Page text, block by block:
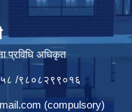
प्रविधि अधिकृत
/९८०८२९९०१६
(compulsory)